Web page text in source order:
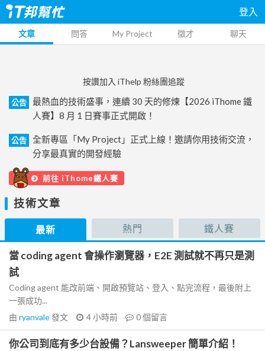
登入
文章 問答 My Project 徵才 聊天
按讚加入 iThelp 粉絲團追蹤
公告
最熱血的技術盛事，連續 30 天的修煉【2026 iThome 鐵
人賽】8 月 1 日賽事正式開啟！
公告
全新專區「My Project」正式上線！邀請你用技術交流，
分享最真實的開發經驗
前往 iThome鐵人賽
技術文章
最新 熱門 鐵人賽
當 coding agent 會操作瀏覽器，E2E 測試就不再只是測
試
Coding agent 能改前端、開啟預覽站、登入、點完流程，最後附上
一張成功...
由 ryanvale發文 4 小時前 0個留言
你公司到底有多少台設備？Lansweeper 簡單介紹！